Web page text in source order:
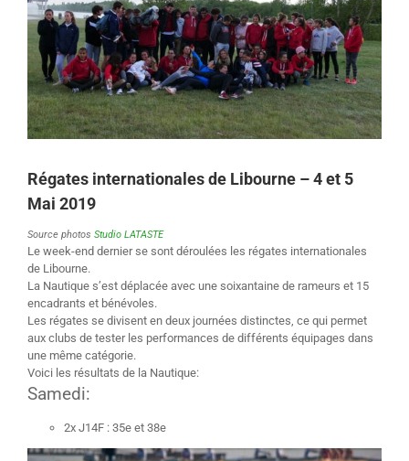
Régates internationales de Libourne – 4 et 5
Mai 2019
Source photos Studio LATASTE
Le week-end dernier se sont déroulées les régates internationales
de Libourne.
La Nautique s’est déplacée avec une soixantaine de rameurs et 15
encadrants et bénévoles.
Les régates se divisent en deux journées distinctes, ce qui permet
aux clubs de tester les performances de différents équipages dans
une même catégorie.
Voici les résultats de la Nautique:
Samedi:
2x J14F : 35e et 38e